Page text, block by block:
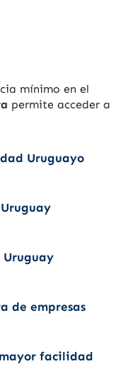
mínimo en el
permite acceder a
Uruguayo
Uruguay
de empresas
facilidad